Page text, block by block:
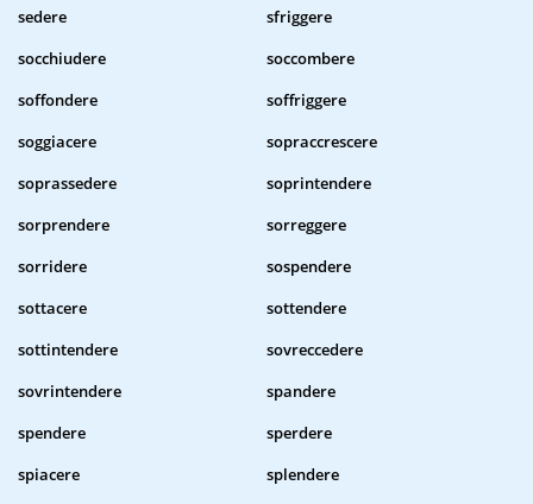
sedere
sfriggere
socchiudere
soccombere
soffondere
soffriggere
soggiacere
sopraccrescere
soprassedere
soprintendere
sorprendere
sorreggere
sorridere
sospendere
sottacere
sottendere
sottintendere
sovreccedere
sovrintendere
spandere
spendere
sperdere
spiacere
splendere